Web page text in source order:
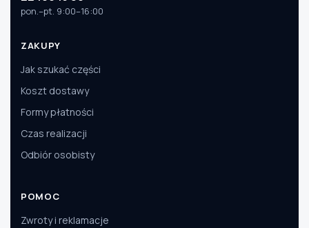
pon.–pt. 9:00–16:00
ZAKUPY
Jak szukać części
Koszt dostawy
Formy płatności
Czas realizacji
Odbiór osobisty
POMOC
Zwroty i reklamacje